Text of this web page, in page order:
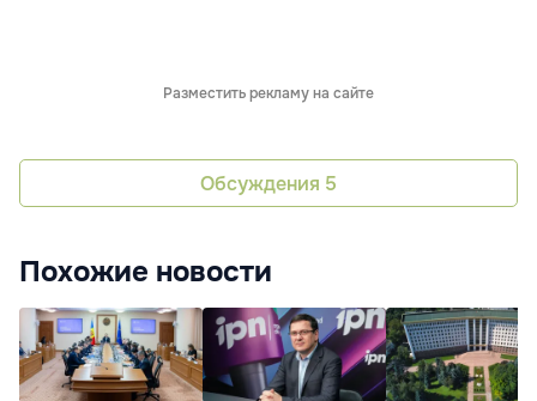
Разместить рекламу на сайте
Обсуждения 5
Похожие новости